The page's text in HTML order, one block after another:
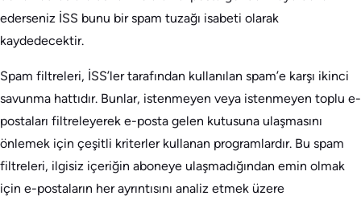
ederseniz İSS bunu bir spam tuzağı isabeti olarak
kaydedecektir.
Spam filtreleri, İSS’ler tarafından kullanılan spam’e karşı ikinci
savunma hattıdır. Bunlar, istenmeyen veya istenmeyen toplu e-
postaları filtreleyerek e-posta gelen kutusuna ulaşmasını
önlemek için çeşitli kriterler kullanan programlardır. Bu spam
filtreleri, ilgisiz içeriğin aboneye ulaşmadığından emin olmak
için e-postaların her ayrıntısını analiz etmek üzere